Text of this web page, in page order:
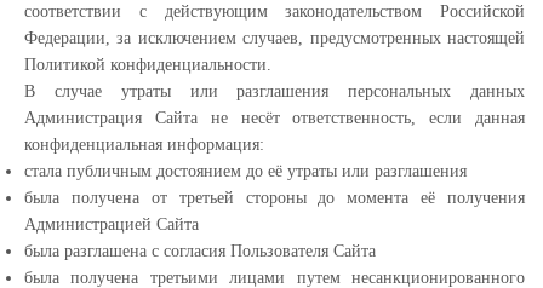
соответствии с действующим законодательством Российской
Федерации, за исключением случаев, предусмотренных настоящей
Политикой конфиденциальности.
В случае утраты или разглашения персональных данных
Администрация Сайта не несёт ответственность, если данная
конфиденциальная информация:
cтала публичным достоянием до её утраты или разглашения
была получена от третьей стороны до момента её получения
Администрацией Сайта
была разглашена с согласия Пользователя Сайта
была получена третьими лицами путем несанкционированного